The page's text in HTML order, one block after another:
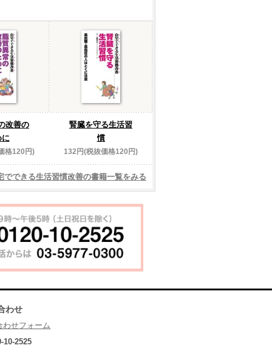
改善の
に
格120円)
腎臓を守る生活習
慣
132円(税抜価格120円)
でできる生活習慣改善の書籍一覧をみる
わせ
わせフォーム
10-2525